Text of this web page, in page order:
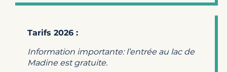
Tarifs 2026 :
Information importante: l’entrée au lac de
Madine est gratuite.